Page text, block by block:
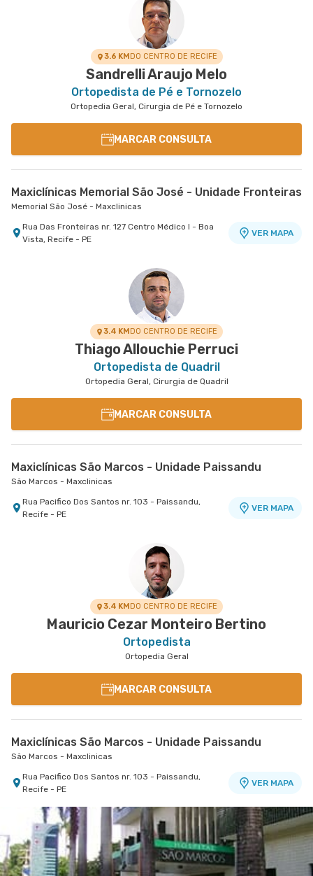
3.6 KMDO CENTRO DE RECIFE
Sandrelli Araujo Melo
Ortopedista de Pé e Tornozelo
Ortopedia Geral, Cirurgia de Pé e Tornozelo
MARCAR CONSULTA
Maxiclínicas Memorial São José - Unidade Fronteiras
Memorial São José - Maxclinicas
Rua Das Fronteiras nr. 127 Centro Médico I - Boa
Vista, Recife - PE
VER MAPA
3.4 KMDO CENTRO DE RECIFE
Thiago Allouchie Perruci
Ortopedista de Quadril
Ortopedia Geral, Cirurgia de Quadril
MARCAR CONSULTA
Maxiclínicas São Marcos - Unidade Paissandu
São Marcos - Maxclinicas
Rua Pacifico Dos Santos nr. 103 - Paissandu,
Recife - PE
VER MAPA
3.4 KMDO CENTRO DE RECIFE
Mauricio Cezar Monteiro Bertino
Ortopedista
Ortopedia Geral
MARCAR CONSULTA
Maxiclínicas São Marcos - Unidade Paissandu
São Marcos - Maxclinicas
Rua Pacifico Dos Santos nr. 103 - Paissandu,
Recife - PE
VER MAPA